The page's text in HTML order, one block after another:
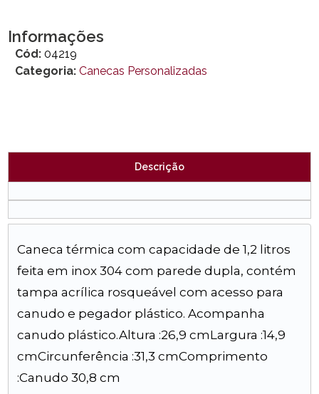
Informações
Cód: 04219
Categoria: Canecas Personalizadas
Descrição
Caneca térmica com capacidade de 1,2 litros
feita em inox 304 com parede dupla, contém
tampa acrílica rosqueável com acesso para
canudo e pegador plástico. Acompanha
canudo plástico.Altura :26,9 cmLargura :14,9
cmCircunferência :31,3 cmComprimento
:Canudo 30,8 cm